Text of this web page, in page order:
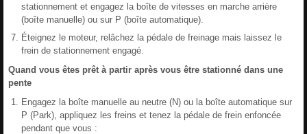
stationnement et engagez la boîte de vitesses en marche arrière
(boîte manuelle) ou sur P (boîte automatique).
Éteignez le moteur, relâchez la pédale de freinage mais laissez le
frein de stationnement engagé.
Quand vous êtes prêt à partir après vous être stationné dans une
pente
Engagez la boîte manuelle au neutre (N) ou la boîte automatique sur
P (Park), appliquez les freins et tenez la pédale de frein enfoncée
pendant que vous :